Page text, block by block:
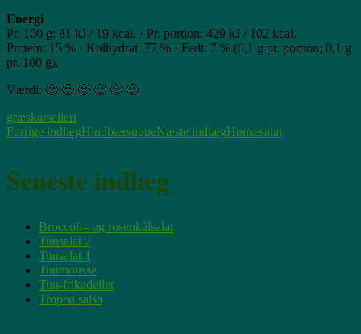
Energi
Pr. 100 g: 81 kJ / 19 kcal. · Pr. portion: 429 kJ / 102 kcal.
Protein: 15 % · Kulhydrat: 77 % · Fedt: 7 % (0,1 g pr. portion; 0,1 g
pr. 100 g).
Værdi: 🙂 🙂 🙂 🙂 🙂 🙂
græskarselleri
Indlægsnavigation
Forrige indlægHindbærsuppeNæste indlægHønsesalat
Seneste indlæg
Broccoli– og rosenkålsalat
Tunsalat 2
Tunsalat 1
Tunmousse
Tun-frikadeller
Tropeø salsa